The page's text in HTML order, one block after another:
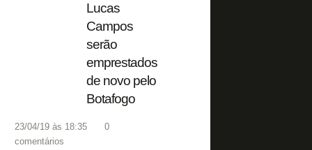
Lucas
Campos
serão
emprestados
de novo pelo
Botafogo
23/04/19 às 18:35
0
comentários